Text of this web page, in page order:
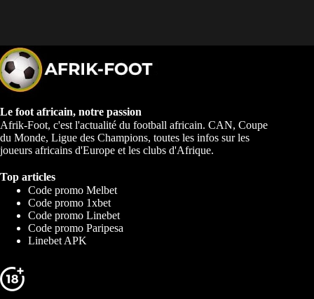
Le foot africain, notre passion
Afrik-Foot, c'est l'actualité du football africain. CAN, Coupe
du Monde, Ligue des Champions, toutes les infos sur les
joueurs africains d'Europe et les clubs d'Afrique.
Top articles
Code promo Melbet
Code promo 1xbet
Code promo Linebet
Code promo Paripesa
Linebet APK